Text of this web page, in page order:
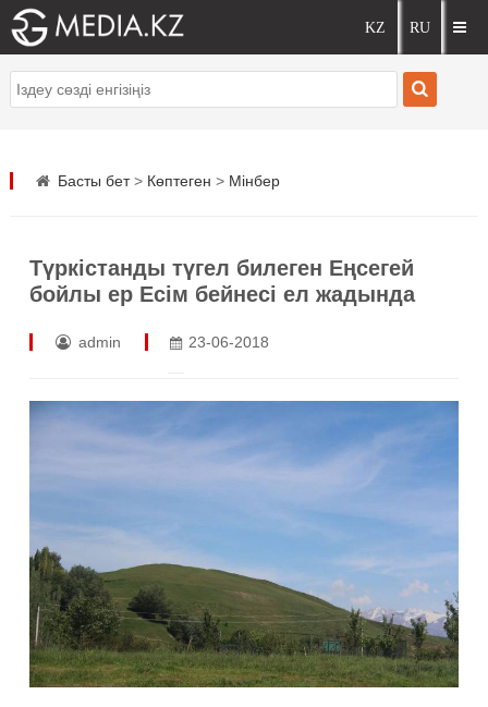
Басты бет> Көптеген > Мінбер
Түркістанды түгел билеген Еңсегей
бойлы ер Есім бейнесі ел жадында
admin 23-06-2018